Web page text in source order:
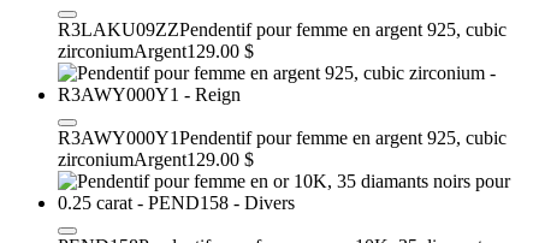
R3LAKU09ZZPendentif pour femme en argent 925, cubic
zirconiumArgent129.00 $
R3AWY000Y1Pendentif pour femme en argent 925, cubic
zirconiumArgent129.00 $